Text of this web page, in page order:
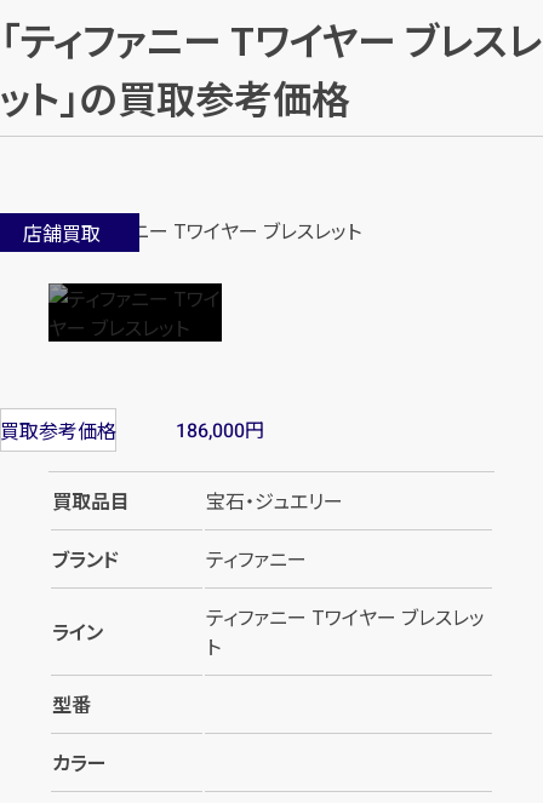
「ティファニー Tワイヤー ブレスレ
ット」の買取参考価格
店舗買取
買取参考価格 186,000円
買取品目
宝石・ジュエリー
ブランド
ティファニー
ライン
ティファニー Tワイヤー ブレスレッ
ト
型番
カラー